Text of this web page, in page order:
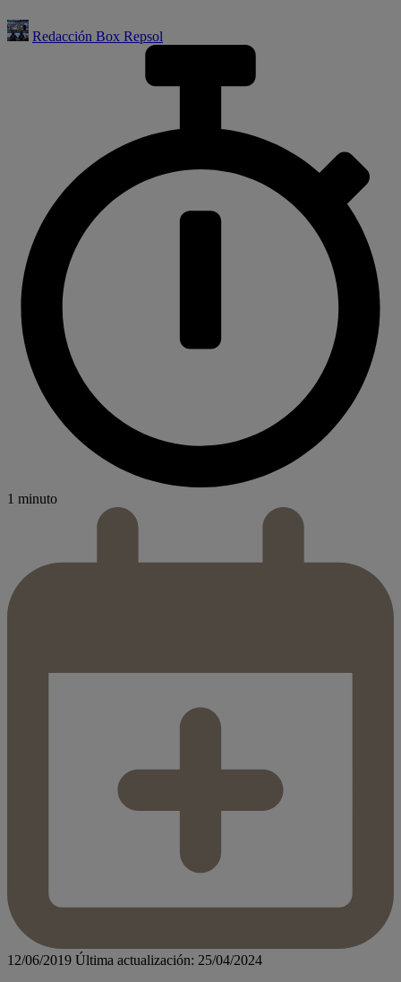
Redacción Box Repsol
1 minuto
12/06/2019 Última actualización: 25/04/2024